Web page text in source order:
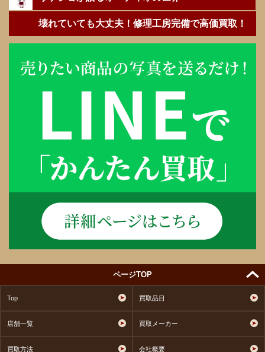
壊れていても大丈夫！修理工房完備で高価買取！
ページTOP
Top 買取品目
店舗一覧 買取メーカー
買取方法 会社概要